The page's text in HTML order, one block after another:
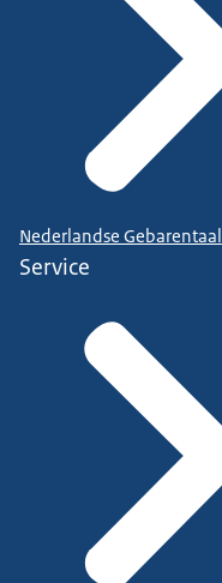
Nederlandse Gebarentaal
Service